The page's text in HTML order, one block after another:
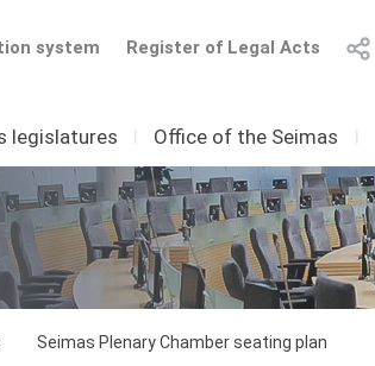
Register of Legal Acts
system
legislatures I Office of the Seimas I
Seimas Plenary Chamber seating plan